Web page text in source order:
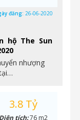
hộ The Sun
nhượng
đăng: 26-06-2020
3.8 Tỷ
Diện tích:76 m2